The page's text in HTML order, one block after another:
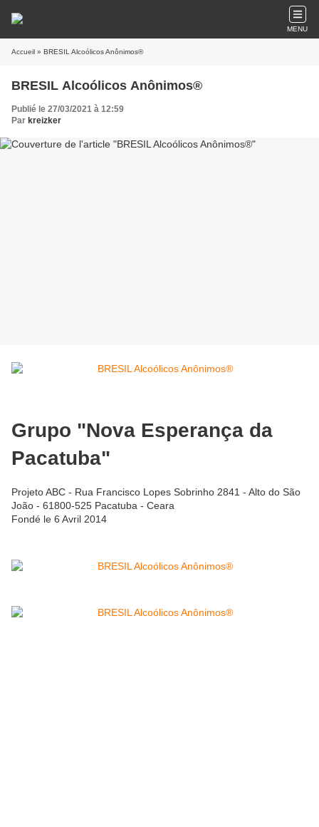
MENU
Accueil » BRESIL Alcoólicos Anônimos®
BRESIL Alcoólicos Anônimos®
Publié le 27/03/2021 à 12:59
Par kreizker
Grupo "Nova Esperança da
Pacatuba"
Projeto ABC - Rua Francisco Lopes Sobrinho 2841 - Alto do São
João - 61800-525 Pacatuba - Ceara
Fondé le 6 Avril 2014